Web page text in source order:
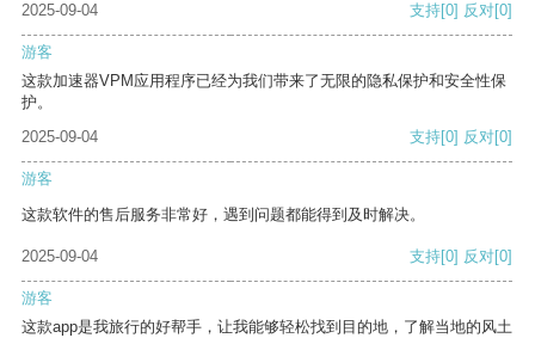
2025-09-04
支持[0] 反对[0]
游客
这款加速器VPM应用程序已经为我们带来了无限的隐私保护和安全性保
护。
2025-09-04
支持[0] 反对[0]
游客
这款软件的售后服务非常好，遇到问题都能得到及时解决。
2025-09-04 支持[0] 反对[0]
游客
这款app是我旅行的好帮手，让我能够轻松找到目的地，了解当地的风土